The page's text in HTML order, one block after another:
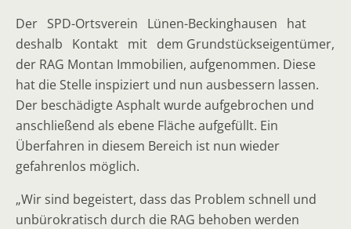
Der SPD-Ortsverein Lünen-Beckinghausen hat
deshalb Kontakt mit dem Grundstückseigentümer,
der RAG Montan Immobilien, aufgenommen. Diese
hat die Stelle inspiziert und nun ausbessern lassen.
Der beschädigte Asphalt wurde aufgebrochen und
anschließend als ebene Fläche aufgefüllt. Ein
Überfahren in diesem Bereich ist nun wieder
gefahrenlos möglich.
„Wir sind begeistert, dass das Problem schnell und
unbürokratisch durch die RAG behoben werden